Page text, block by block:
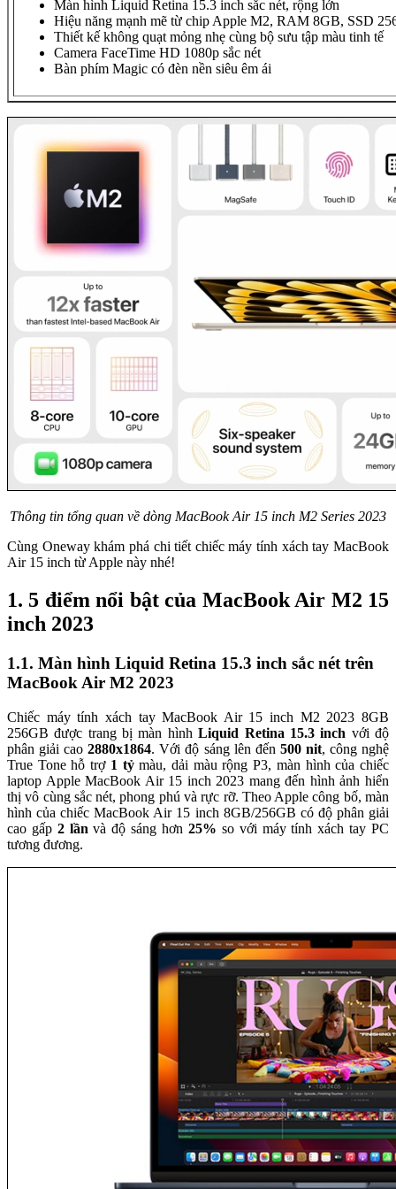
Màn hình Liquid Retina 15.3 inch sắc nét, rộng lớn
Hiệu năng mạnh mẽ từ chip Apple M2, RAM 8GB, SSD
Thiết kế không quạt mỏng nhẹ cùng bộ sưu tập màu tinh tế
Camera FaceTime HD 1080p sắc nét
Bàn phím Magic có đèn nền siêu êm ái
Thông tin tổng quan về dòng MacBook Air 15 inch M2 Series 2023
Cùng Oneway khám phá chi tiết chiếc máy tính xách tay MacBook
Air 15 inch từ Apple này nhé!
1. 5 điểm nổi bật của MacBook Air M2 15
inch 2023
1.1. Màn hình Liquid Retina 15.3 inch sắc nét trên
MacBook Air M2 2023
Chiếc máy tính xách tay MacBook Air 15 inch M2 2023 8GB
256GB được trang bị màn hìnhLiquid Retina 15.3 inch với độ
phân giải cao2880x1864. Với độ sáng lên đến 500 nit, công nghệ
True Tone hỗ trợ 1 tỷmàu, dải màu rộng P3, màn hình của chiếc
laptop Apple MacBook Air 15 inch 2023 mang đến hình ảnh hiển
thị vô cùng sắc nét, phong phú và rực rỡ. Theo Apple công bố, màn
hình của chiếc MacBook Air 15 inch 8GB/256GB có độ phân giải
cao gấp 2 lần và độ sáng hơn 25% so với máy tính xách tay PC
tương đương.